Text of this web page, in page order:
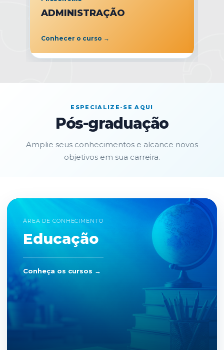
ADMINISTRAÇÃO
Conhecer o curso →
ESPECIALIZE-SE AQUI
Pós-graduação
Amplie seus conhecimentos e alcance novos
objetivos em sua carreira.
ÁREA DE CONHECIMENTO
Educação
Conheça os cursos →